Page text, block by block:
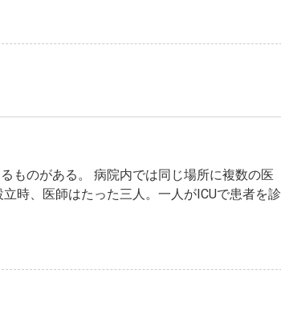
ものがある。 病院内では同じ場所に複数の医
時、医師はたった三人。一人がICUで患者を診